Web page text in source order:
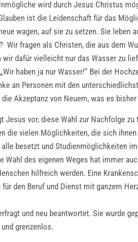
wird durch Jesus Christus
ist die Leidenschaft für das
wagen, auf sie zu setzen. Sie leben
fragen als Christen, die aus dem
dafür vielleicht nur das Wasser zu
haben ja nur Wasser!“ Bei der
an Personen mit den
Akzeptanz von Neuem, was es
Jesus vor, diese Wahl zur Nachfolge zu
die vielen Möglichkeiten, die sich
besetzt und Studienmöglichkeiten
des eigenen Weges hat immer
hilfreich werden. Eine
den Beruf und Dienst mit ganzem
und neu beantwortet. Sie wurde
grenzenlos.